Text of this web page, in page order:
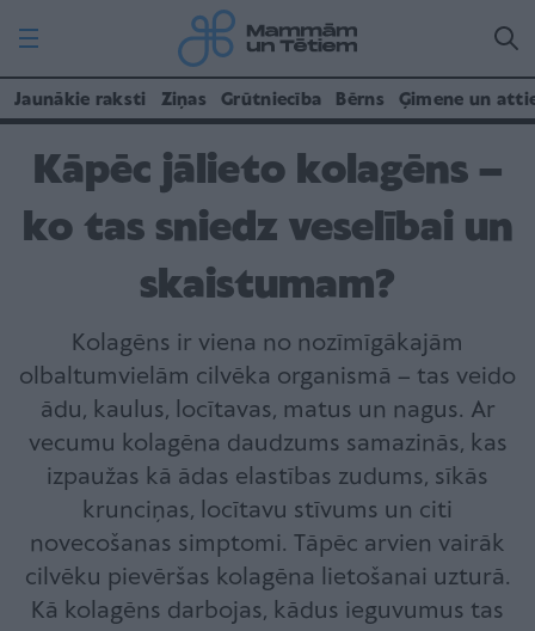
Jaunākie raksti Ziņas Grūtniecība Bērns Ģimene un
Kāpēc jālieto kolagēns –
ko tas sniedz veselībai un
skaistumam?
Kolagēns ir viena no nozīmīgākajām
olbaltumvielām cilvēka organismā – tas veido
ādu, kaulus, locītavas, matus un nagus. Ar
vecumu kolagēna daudzums samazinās, kas
izpaužas kā ādas elastības zudums, sīkās
krunciņas, locītavu stīvums un citi
novecošanas simptomi. Tāpēc arvien vairāk
cilvēku pievēršas kolagēna lietošanai uzturā.
Kā kolagēns darbojas, kādus ieguvumus tas